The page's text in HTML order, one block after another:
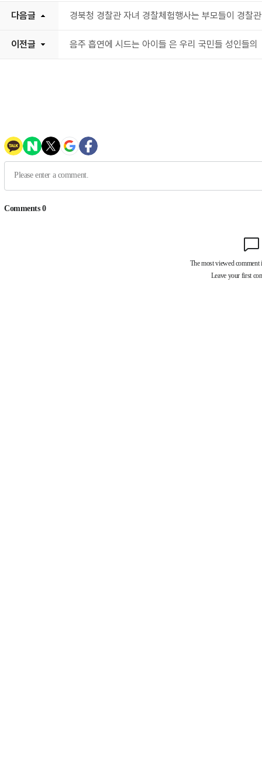
다음글 경북청 경찰관 자녀 경찰체험행사는 부모들이 경찰관
이전글 음주 흡연에 시드는 아이들 은 우리 국민들 성인들의